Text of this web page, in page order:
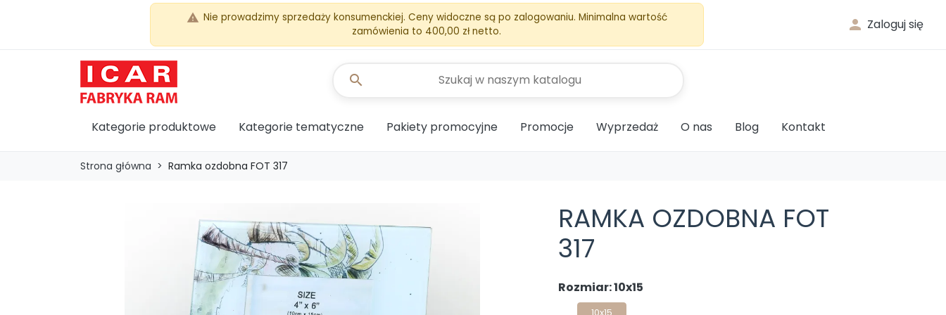
 Zaloguj się
warning Nie prowadzimy sprzedaży konsumenckiej. Ceny widoczne są po zalogowaniu. Minimalna wartość
zamówienia to 400,00 zł netto.
Kategorie produktowe Kategorie tematyczne Pakiety promocyjne Promocje Wyprzedaż O nas Blog Kontakt
search
Strona główna Ramka ozdobna FOT 317
RAMKA OZDOBNA FOT
317
Rozmiar: 10x15